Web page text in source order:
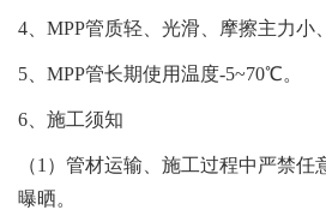
4、MPP管质轻、光滑、摩擦主力小
5、MPP管长期使用温度-5~70℃。
6、施工须知
（1）管材运输、施工过程中严禁任
曝晒。